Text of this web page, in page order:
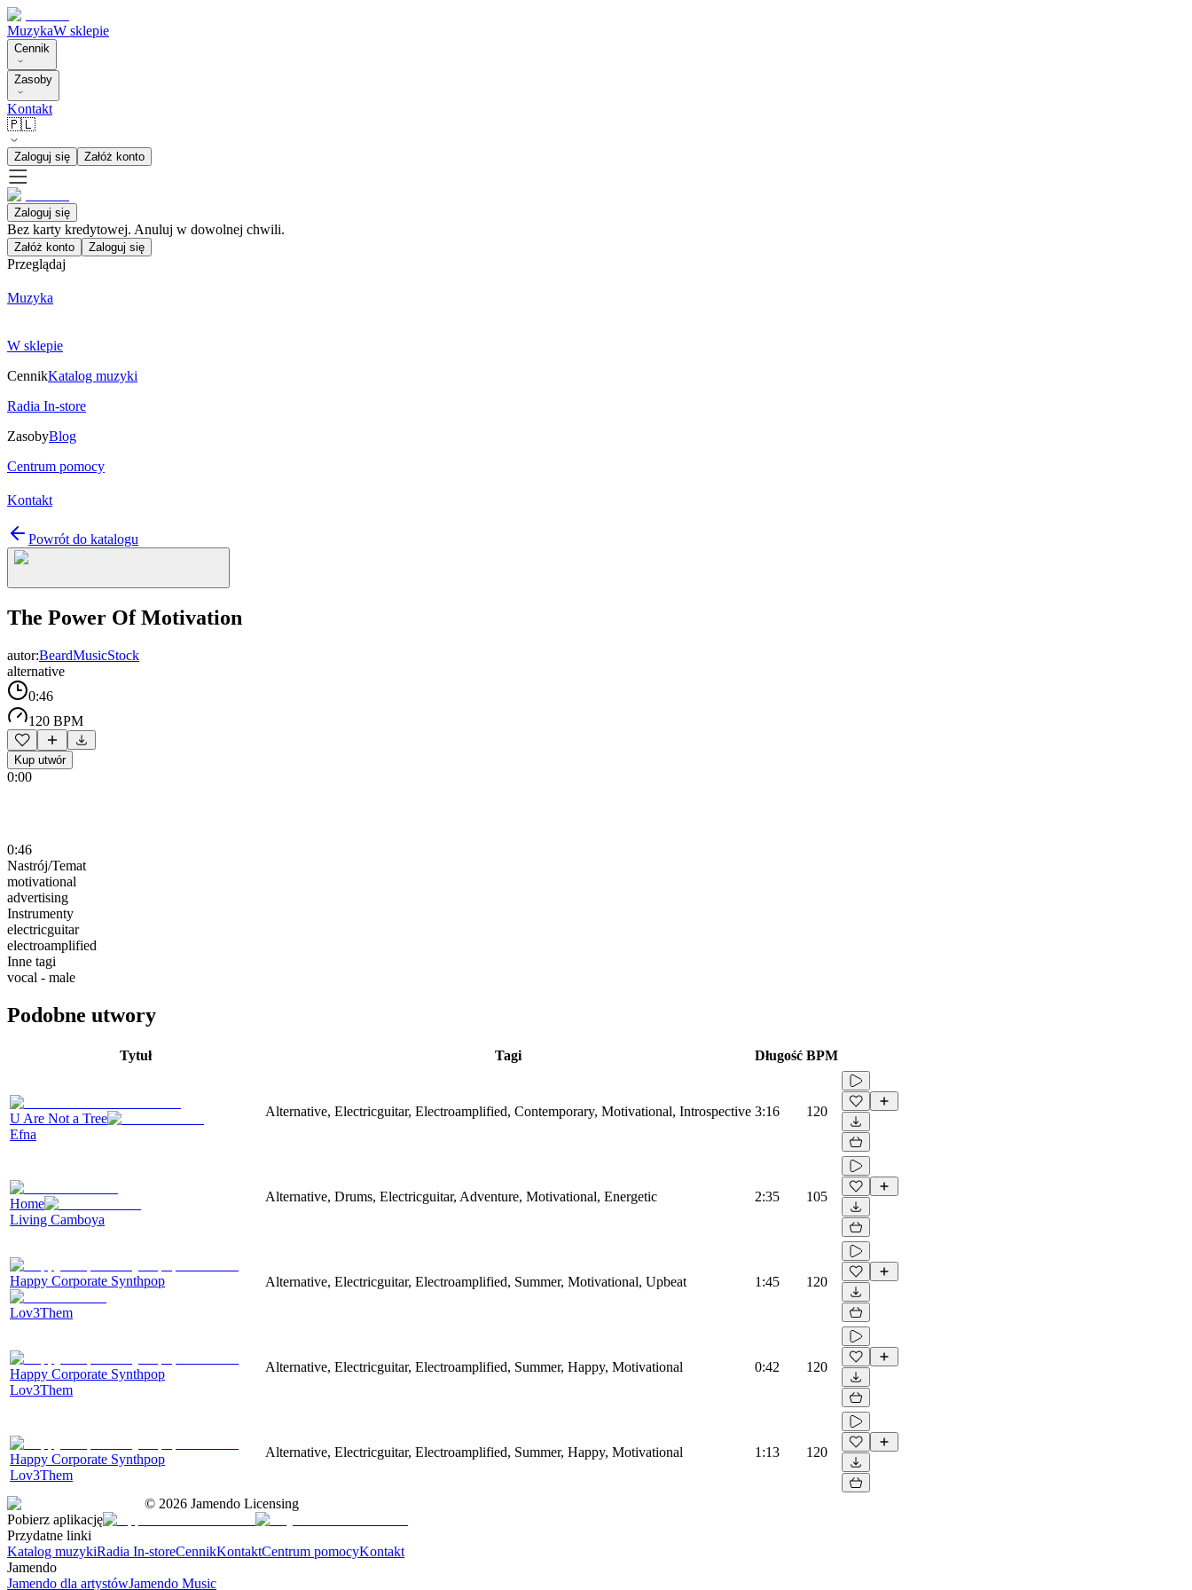
MuzykaW sklepie
Cennik
Zasoby
Kontakt
🇵🇱
Zaloguj się Załóż konto
Zaloguj się
Bez karty kredytowej. Anuluj w dowolnej chwili.
Załóż konto Zaloguj się
Przeglądaj
Muzyka
W sklepie
CennikKatalog muzyki
Radia In-store
ZasobyBlog
Centrum pomocy
Kontakt
Powrót do katalogu
The Power Of Motivation
autor:BeardMusicStock
alternative
0:46
120 BPM
Kup utwór
0:00
0:46
Nastrój/Temat
motivational
advertising
Instrumenty
electricguitar
electroamplified
Inne tagi
vocal - male
Podobne utwory
Tytuł Tagi Długość BPM
U Are Not a Tree
Efna
Alternative, Electricguitar, Electroamplified, Contemporary, Motivational, Introspective 3:16 120
Home
Living Camboya
Alternative, Drums, Electricguitar, Adventure, Motivational, Energetic 2:35 105
Happy Corporate Synthpop
Lov3Them
Alternative, Electricguitar, Electroamplified, Summer, Motivational, Upbeat 1:45 120
Happy Corporate Synthpop
Lov3Them
Alternative, Electricguitar, Electroamplified, Summer, Happy, Motivational 0:42 120
Happy Corporate Synthpop
Lov3Them
Alternative, Electricguitar, Electroamplified, Summer, Happy, Motivational 1:13 120
© 2026 Jamendo Licensing
Pobierz aplikację
Przydatne linki
Katalog muzykiRadia In-storeCennikKontaktCentrum pomocyKontakt
Jamendo
Jamendo dla artystówJamendo Music